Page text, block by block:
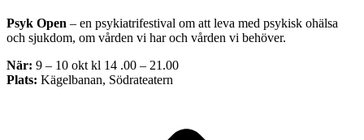
Psyk Open – en psykiatrifestival om att leva med psykisk ohälsa
och sjukdom, om vården vi har och vården vi behöver.
När: 9 – 10 okt kl 14 .00 – 21.00
Plats: Kägelbanan, Södrateatern